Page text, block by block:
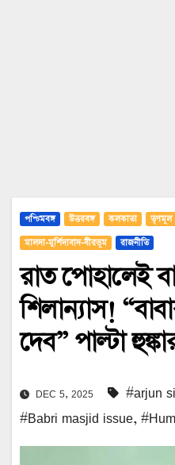
পশ্চিমবঙ্গ উত্তরবঙ্গ কলকাতা তৃণমূল
মালদা-মুর্শিদাবাদ-বীরভূম
রাজনীতি
রাত পোহালেই
শিলান্যাস!
দেব” পাল্টা
DEC 5, 2025 #arjun
#Babri masjid issue,